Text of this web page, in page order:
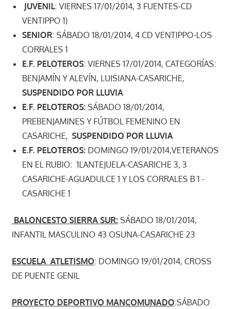
JUVENIL: VIERNES 17/01/2014, 3 FUENTES-CD
VENTIPPO 1)
SENIOR: SÁBADO 18/01/2014, 4 CD VENTIPPO-LOS
CORRALES 1
E.F. PELOTEROS: VIERNES 17/01/2014, CATEGORÍAS:
BENJAMÍN Y ALEVÍN, LUISIANA-CASARICHE,
SUSPENDIDO POR LLUVIA
E.F. PELOTEROS: SÁBADO 18/01/2014,
PREBENJAMINES Y FÚTBOL FEMENINO EN
CASARICHE, SUSPENDIDO POR LLUVIA
E.F. PELOTEROS: DOMINGO 19/01/2014,VETERANOS
EN EL RUBIO: 1LANTEJUELA-CASARICHE 3, 3
CASARICHE-AGUADULCE 1 Y LOS CORRALES B 1 -
CASARICHE 1
BALONCESTO SIERRA SUR: SÁBADO 18/01/2014,
INFANTIL MASCULINO 43 OSUNA-CASARICHE 23
ESCUELA ATLETISMO: DOMINGO 19/01/2014, CROSS
DE PUENTE GENIL
PROYECTO DEPORTIVO MANCOMUNADO:SÁBADO